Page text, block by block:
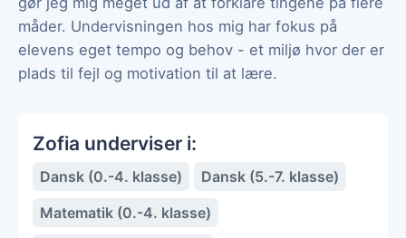
måder. Undervisningen hos mig har fokus på
elevens eget tempo og behov - et miljø hvor der er
plads til fejl og motivation til at lære.
Zofia underviser i:
Dansk (0.-4. klasse)
Dansk (5.-7. klasse)
Matematik (0.-4. klasse)